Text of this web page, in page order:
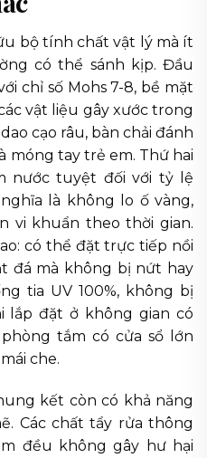
bộ tính chất vật lý mà ít
có thể sánh kịp. Đầu
chỉ số Mohs 7-8, bề mặt
vật liệu gây xước trong
cạo râu, bàn chải đánh
móng tay trẻ em. Thứ hai
nước tuyệt đối với tỷ lệ
là không lo ố vàng,
vi khuẩn theo thời gian.
có thể đặt trực tiếp nồi
đá mà không bị nứt hay
tia UV 100%, không bị
lắp đặt ở không gian có
tắm có cửa sổ lớn
che.
kết còn có khả năng
Các chất tẩy rửa thông
đều không gây hư hại